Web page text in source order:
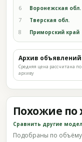
6 Воронежская обл.
7 Тверская обл.
8 Приморский край
Архив объявлений
Средняя цена рассчитана
архиву
Похожие по
Сравнить другие
Подобраны по